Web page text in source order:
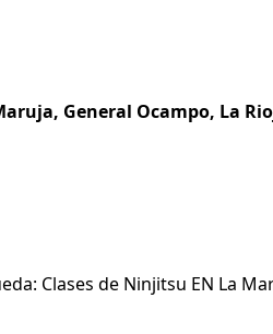
General Ocampo, La
Clases de Ninjitsu EN La